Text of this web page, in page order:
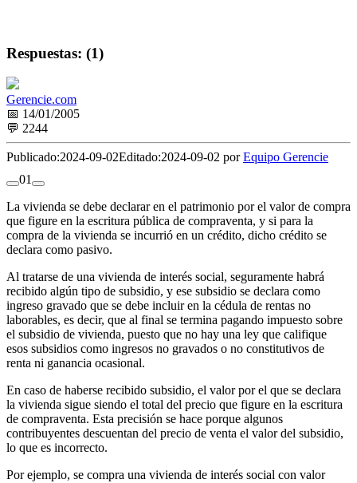
Respuestas: (1)
Gerencie.com
📅 14/01/2005
💬 2244
Publicado:2024-09-02Editado:2024-09-02 porEquipo Gerencie
01
La vivienda se debe declarar en el patrimonio por el valor de compra
que figure en la escritura pública de compraventa, y si para la
compra de la vivienda se incurrió en un crédito, dicho crédito se
declara como pasivo.
Al tratarse de una vivienda de interés social, seguramente habrá
recibido algún tipo de subsidio, y ese subsidio se declara como
ingreso gravado que se debe incluir en la cédula de rentas no
laborables, es decir, que al final se termina pagando impuesto sobre
el subsidio de vivienda, puesto que no hay una ley que califique
esos subsidios como ingresos no gravados o no constitutivos de
renta ni ganancia ocasional.
En caso de haberse recibido subsidio, el valor por el que se declara
la vivienda sigue siendo el total del precio que figure en la escritura
de compraventa. Esta precisión se hace porque algunos
contribuyentes descuentan del precio de venta el valor del subsidio,
lo que es incorrecto.
Por ejemplo, se compra una vivienda de interés social con valor